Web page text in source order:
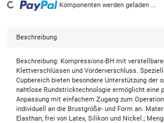
Loading... Komponenten werden geladen ...
Beschreibung
Beschreibung: Kompressions-BH mit
Klettverschlüssen und Vorderverschluss.
Cupbereich bieten besondere Unterstützung der
nahtlose Rundstricktechnologie ermöglicht eine
Anpassung mit einfachem Zugang zum
individuell an die Brustgröße- und Form an.
Elasthan, frei von Latex, Silikon und Nickel.;